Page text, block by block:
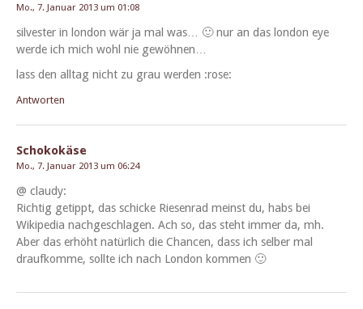
Mo., 7. Januar 2013 um 01:08
sil­vester in lon­don wär ja mal was… 🙂 nur an das lon­don eye
werde ich mich wohl nie gewöhnen…
lass den all­t­ag nicht zu grau wer­den :rose:
Antworten
Schokokäse
Mo., 7. Januar 2013 um 06:24
@ claudy:
Richtig getippt, das schicke Riesen­rad meinst du, habs bei
Wikipedia nachgeschla­gen. Ach so, das ste­ht immer da, mh.
Aber das erhöht natür­lich die Chan­cen, dass ich sel­ber mal
draufkomme, sollte ich nach Lon­don kommen 🙂